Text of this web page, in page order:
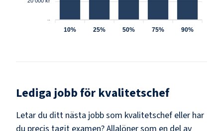
10% 25% 50% 75% 90%
Lediga jobb för kvalitetschef
Letar du ditt nästa jobb som kvalitetschef eller har
du precis tagit examen? Allalöner som en del av